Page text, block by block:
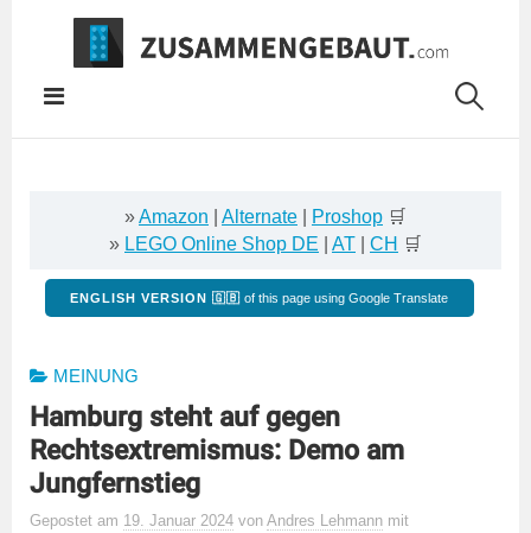
Springe
Inhalt
»Amazon Alternate Proshop 🛒
» LEGO Online Shop DE AT CH 🛒
ENGLISH VERSION 🇬🇧 of this page using Google Translate
MEINUNG
Hamburg steht auf gegen
Rechtsextremismus: Demo am
Jungfernstieg
Gepostet am 19. Januar 2024 von Andres Lehmann mit